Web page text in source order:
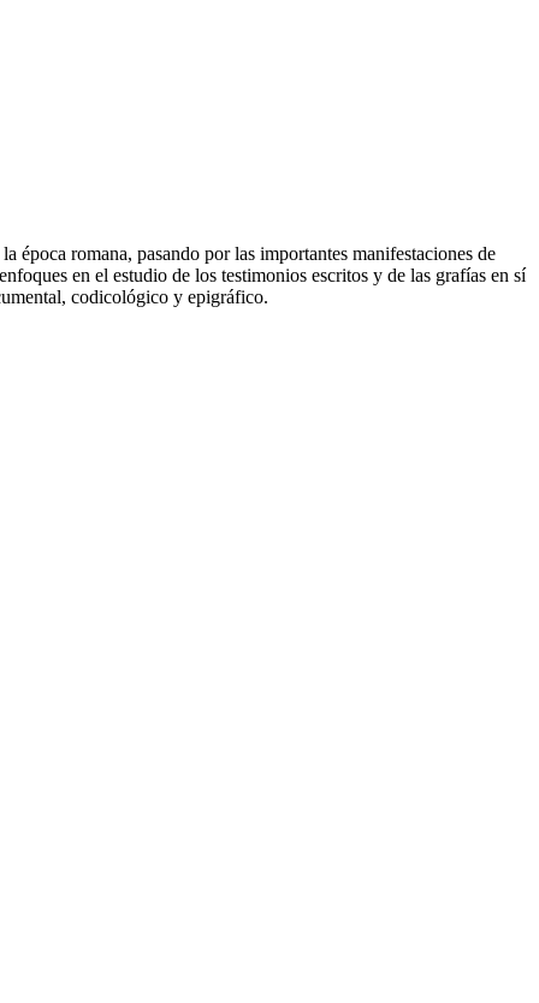
época romana, pasando por las importantes manifestaciones de
en el estudio de los testimonios escritos y de las grafías en sí
codicológico y epigráfico.